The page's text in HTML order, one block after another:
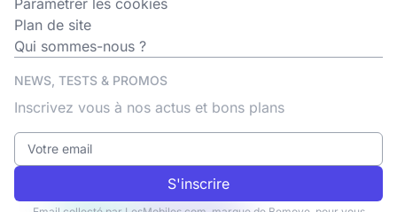
Paramétrer les cookies
Plan de site
Qui sommes-nous ?
NEWS, TESTS & PROMOS
Inscrivez vous à nos actus et bons plans
S'inscrire